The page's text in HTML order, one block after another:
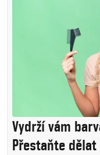
Vydrží vám
Přestaňte